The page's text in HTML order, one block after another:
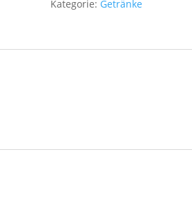
Kategorie: Getränke